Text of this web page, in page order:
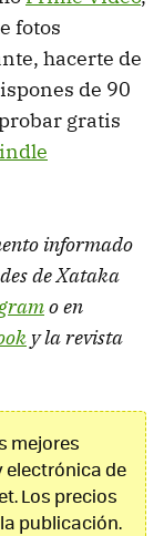
fotos
hacerte de
de 90
gratis
informado
de Xataka
o en
y la revista
mejores
de
Los precios
publicación.